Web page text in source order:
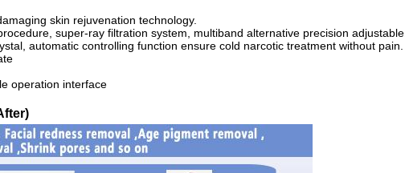
skin rejuvenation technology.
super-ray filtration system, multiband alternative precision adjustable.
automatic controlling function ensure cold narcotic treatment without pain.
operation interface